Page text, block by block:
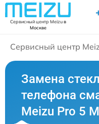
Сервисный центр Meizuв
Москве
Сервисный центр
Замена
телефона
Meizu Pro 5